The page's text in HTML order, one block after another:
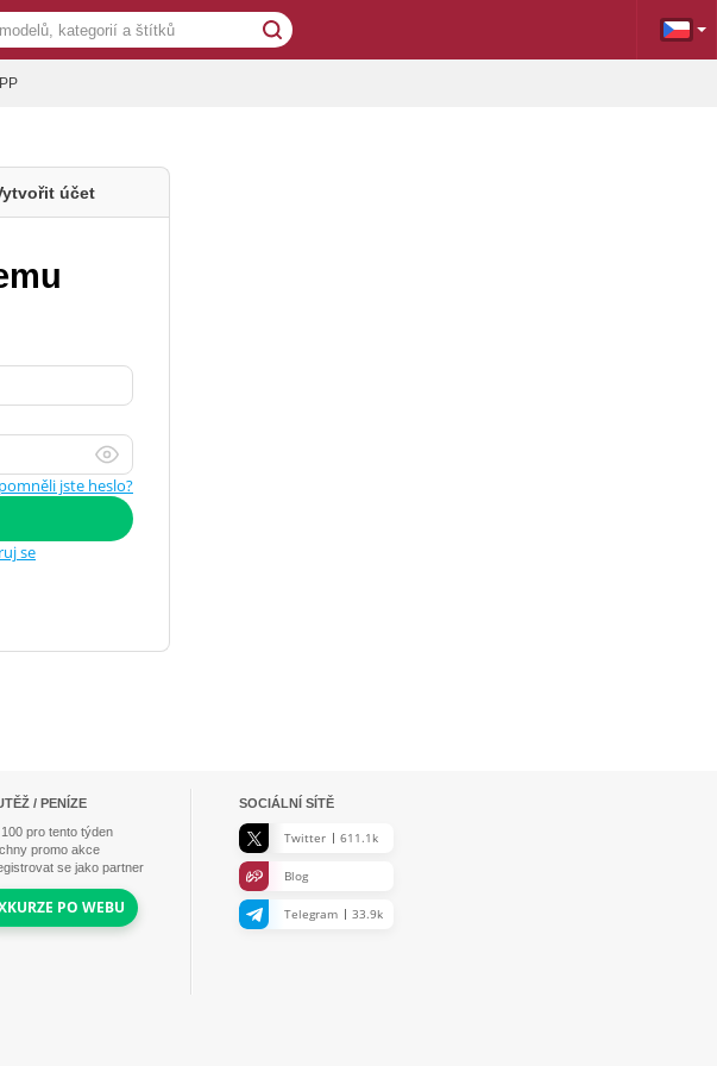
účet
jste heslo?
se
/ PENÍZE
100 pro tento týden
promo akce
se jako partner
PO WEBU
SOCIÁLNÍ SÍTĚ
Twitter 611.1k
Blog
Telegram 33.9k